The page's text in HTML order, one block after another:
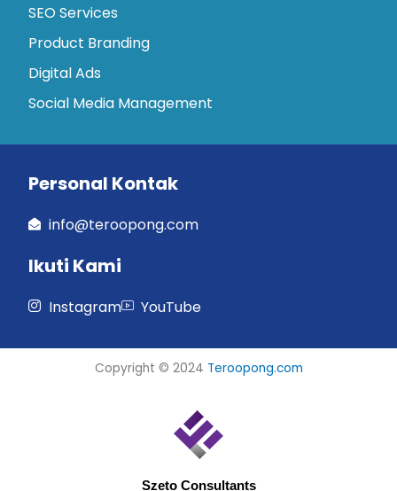
SEO Services
Product Branding
Digital Ads
Social Media Management
Personal Kontak
info@teroopong.com
Ikuti Kami
Instagram YouTube
Copyright © 2024 Teroopong.com
Szeto Consultants